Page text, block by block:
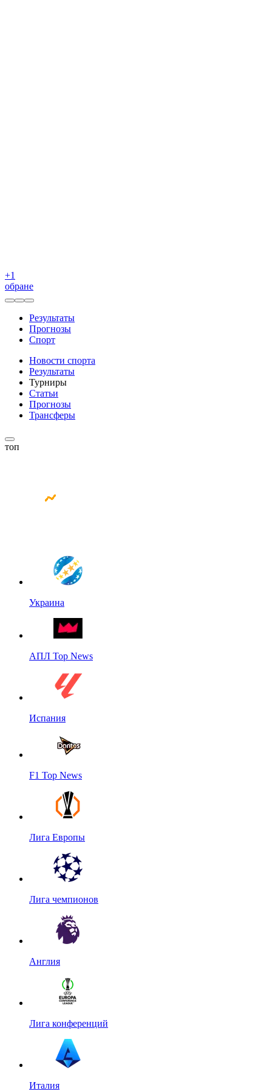
+1
обране
Результаты
Прогнозы
Спорт
Новости спорта
Результаты
Турниры
Статьи
Прогнозы
Трансферы
топ
Украина
АПЛ Top News
Испания
F1 Top News
Лига Европы
Лига чемпионов
Англия
Лига конференций
Италия